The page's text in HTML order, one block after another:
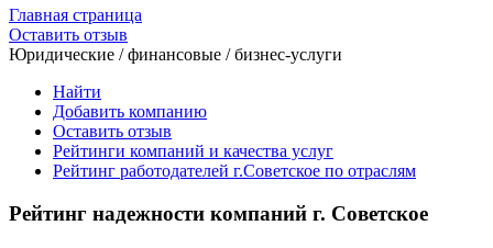
Главная страница
Оставить отзыв
Юридические / финансовые / бизнес-услуги
Найти
Добавить компанию
Оставить отзыв
Рейтинги компаний и качества услуг
Рейтинг работодателей г.Советское по отраслям
Рейтинг надежности компаний г. Советское